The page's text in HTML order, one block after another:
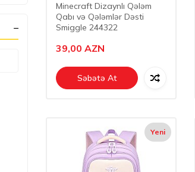
Minecraft Dizaynlı Qələm
Qabı və Qələmlər Dəsti
Smiggle 244322
39,00 AZN
Səbətə At
Yeni